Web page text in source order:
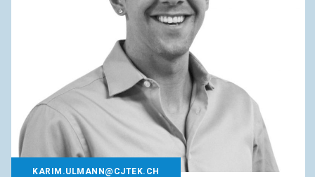
KARIM.ULMANN@CJTEK.CH